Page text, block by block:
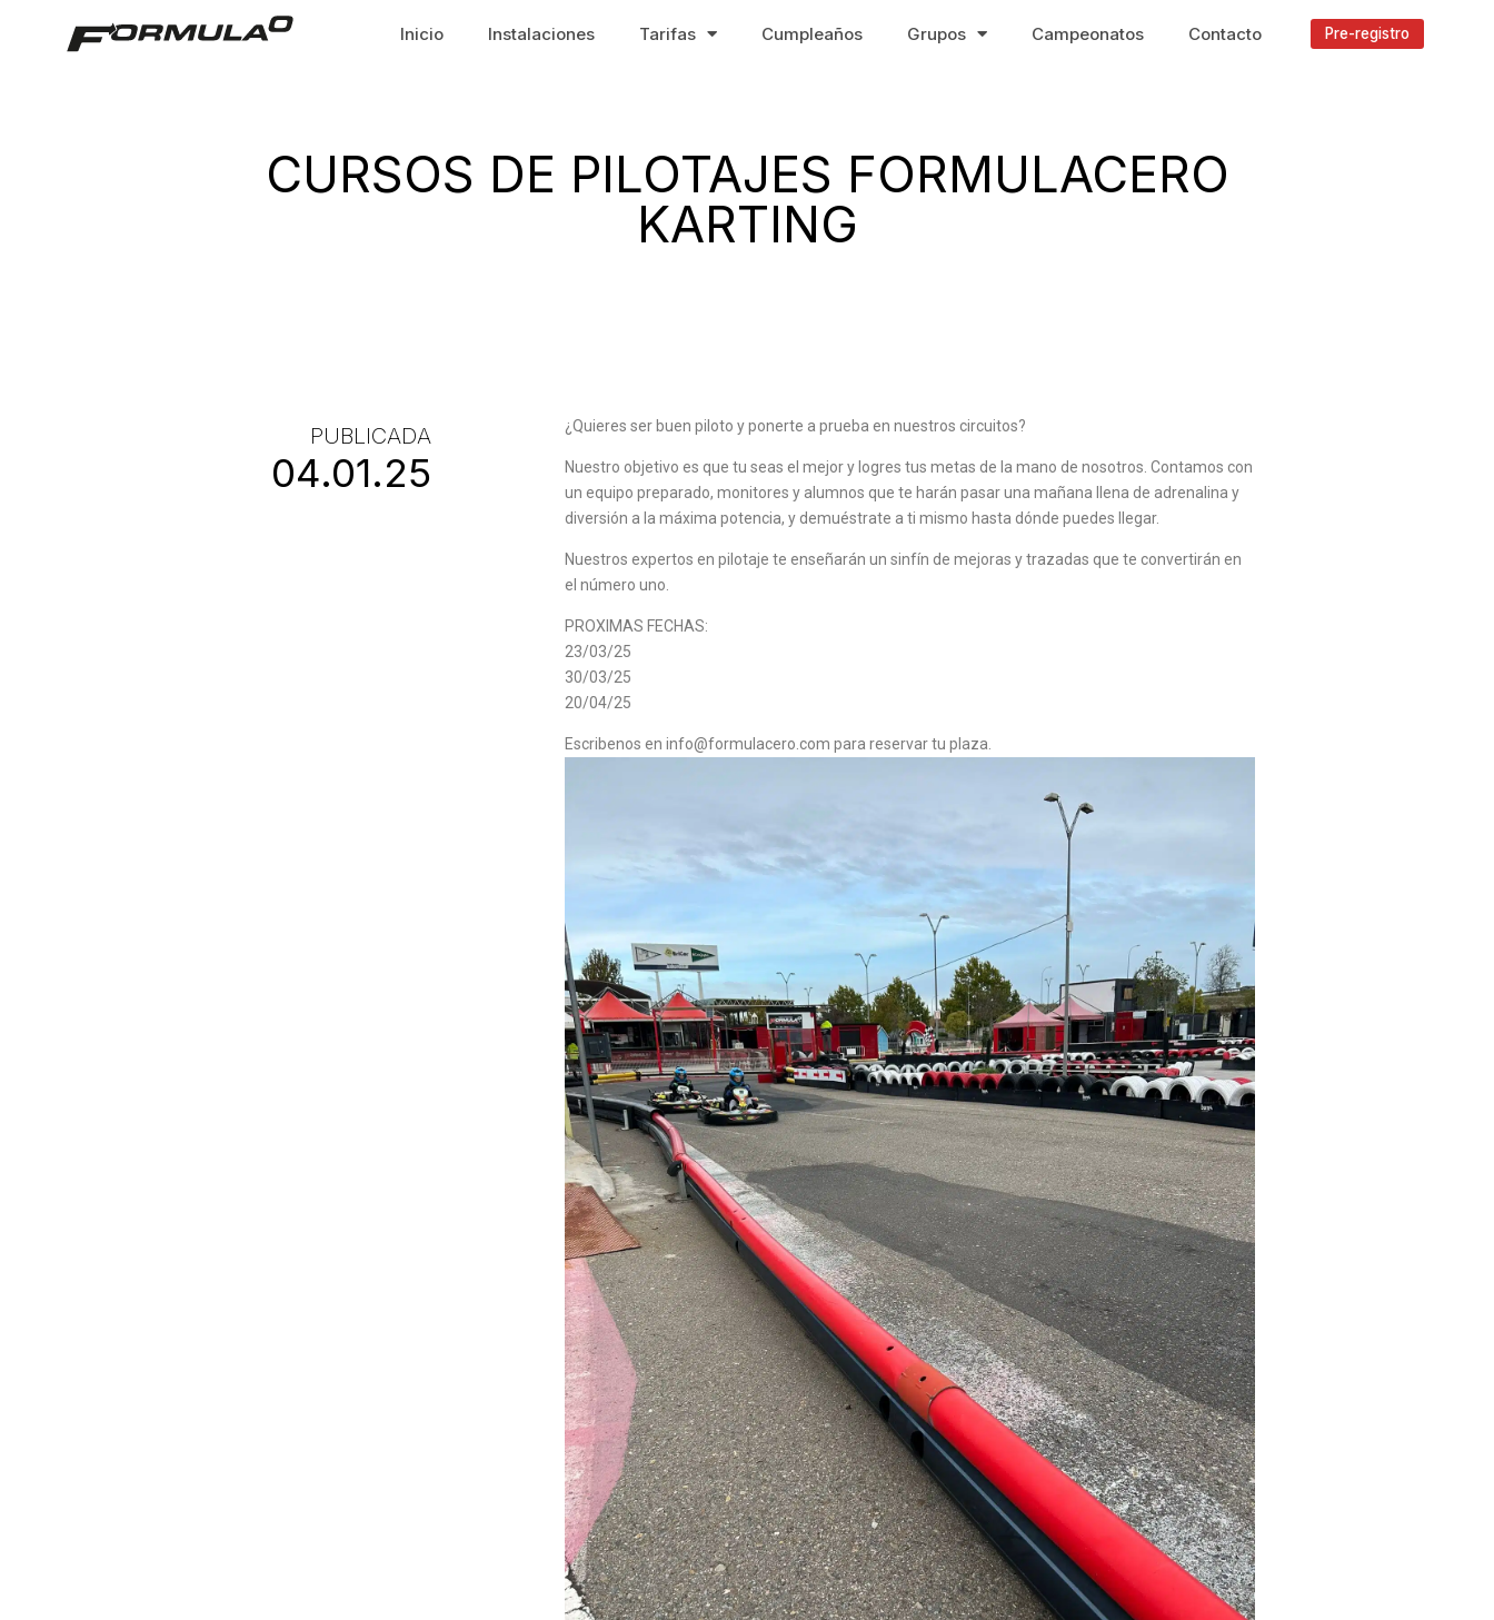
Inicio Instalaciones Tarifas Cumpleaños Grupos Campeonatos Contacto Pre-registro
CURSOS DE PILOTAJES FORMULACERO
KARTING
PUBLICADA
04.01.25
¿Quieres ser buen piloto y ponerte a prueba en nuestros circuitos?
Nuestro objetivo es que tu seas el mejor y logres tus metas de la mano de nosotros. Contamos con
un equipo preparado, monitores y alumnos que te harán pasar una mañana llena de adrenalina y
diversión a la máxima potencia, y demuéstrate a ti mismo hasta dónde puedes llegar.
Nuestros expertos en pilotaje te enseñarán un sinfín de mejoras y trazadas que te convertirán en
el número uno.
PROXIMAS FECHAS:
23/03/25
30/03/25
20/04/25
Escribenos en info@formulacero.com para reservar tu plaza.